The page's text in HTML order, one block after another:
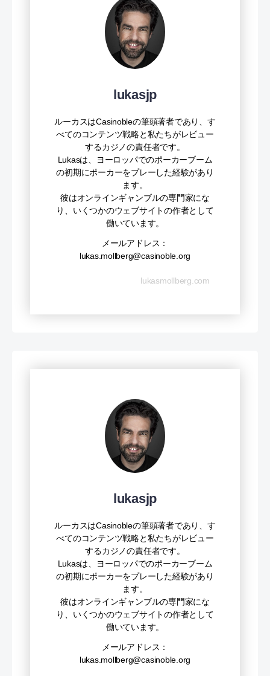
lukasjp
ルーカスはCasinobleの筆頭著者であり、す
べてのコンテンツ戦略と私たちがレビュー
するカジノの責任者です。
Lukasは、ヨーロッパでのポーカーブーム
の初期にポーカーをプレーした経験があり
ます。
彼はオンラインギャンブルの専門家にな
り、いくつかのウェブサイトの作者として
働いています。
メールアドレス：
lukas.mollberg@casinoble.org
lukasmollberg.com
lukasjp
ルーカスはCasinobleの筆頭著者であり、す
べてのコンテンツ戦略と私たちがレビュー
するカジノの責任者です。
Lukasは、ヨーロッパでのポーカーブーム
の初期にポーカーをプレーした経験があり
ます。
彼はオンラインギャンブルの専門家にな
り、いくつかのウェブサイトの作者として
働いています。
メールアドレス：
lukas.mollberg@casinoble.org